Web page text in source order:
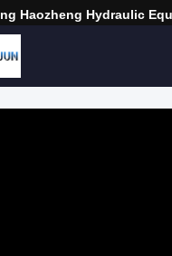
Haozheng Hydraulic